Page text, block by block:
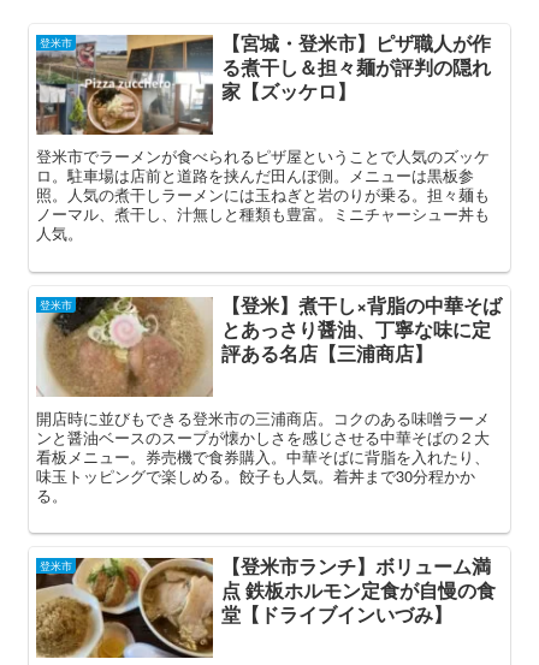
登米市
【宮城・登米市】ピザ職人が作
る煮干し＆担々麺が評判の隠れ
家【ズッケロ】
登米市でラーメンが食べられるピザ屋ということで人気のズッケ
ロ。駐車場は店前と道路を挟んだ田んぼ側。メニューは黒板参
照。人気の煮干しラーメンには玉ねぎと岩のりが乗る。担々麺も
ノーマル、煮干し、汁無しと種類も豊富。ミニチャーシュー丼も
人気。
登米市
【登米】煮干し×背脂の中華そば
とあっさり醤油、丁寧な味に定
評ある名店【三浦商店】
開店時に並びもできる登米市の三浦商店。コクのある味噌ラーメ
ンと醤油ベースのスープが懐かしさを感じさせる中華そばの２大
看板メニュー。券売機で食券購入。中華そばに背脂を入れたり、
味玉トッピングで楽しめる。餃子も人気。着丼まで30分程かか
る。
登米市
【登米市ランチ】ボリューム満
点 鉄板ホルモン定食が自慢の食
堂【ドライブインいづみ】